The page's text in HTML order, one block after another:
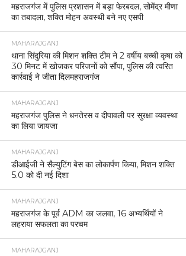
महराजगंज में पुलिस प्रशासन में बड़ा फेरबदल, सोमेंद्र मीणा
का तबादला, शक्ति मोहन अवस्थी बने नए एसपी
MAHARAJGANJ
थाना सिंदुरिया की मिशन शक्ति टीम ने 2 वर्षीय बच्ची कृषा को
30 मिनट में खोजकर परिजनों को सौंपा, पुलिस की त्वरित
कार्रवाई ने जीता दिलमहराजगंज
MAHARAJGANJ
महराजगंज पुलिस ने धनतेरस व दीपावली पर सुरक्षा व्यवस्था
का लिया जायजा
MAHARAJGANJ
डीआईजी ने सैल्युटिंग बेस का लोकार्पण किया, मिशन शक्ति
5.0 को दी नई दिशा
MAHARAJGANJ
महराजगंज के पूर्व ADM का जलवा, 16 अभ्यर्थियों ने
लहराया सफलता का परचम
MAHARAJGANJ